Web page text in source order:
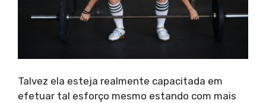
Talvez ela esteja realmente capacitada em
efetuar tal esforço mesmo estando com mais